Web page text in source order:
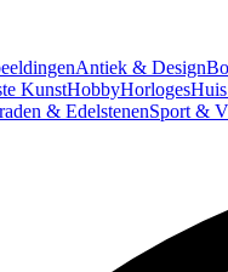
Antiek & Design
KunstHobbyHorloges
& EdelstenenSport &